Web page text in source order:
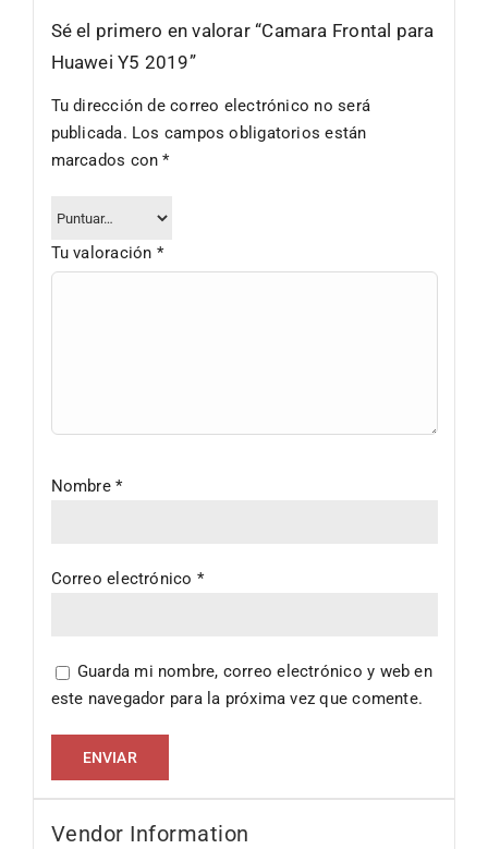
Sé el primero en valorar “Camara Frontal para
Huawei Y5 2019”
Tu dirección de correo electrónico no será
publicada. Los campos obligatorios están
marcados con*
Tu valoración *
Nombre*
Correo electrónico *
Guarda mi nombre, correo electrónico y web en
este navegador para la próxima vez que comente.
Vendor Information